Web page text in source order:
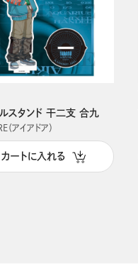
スタンド 干二支 合九
（アイアドア）
カートに入れる